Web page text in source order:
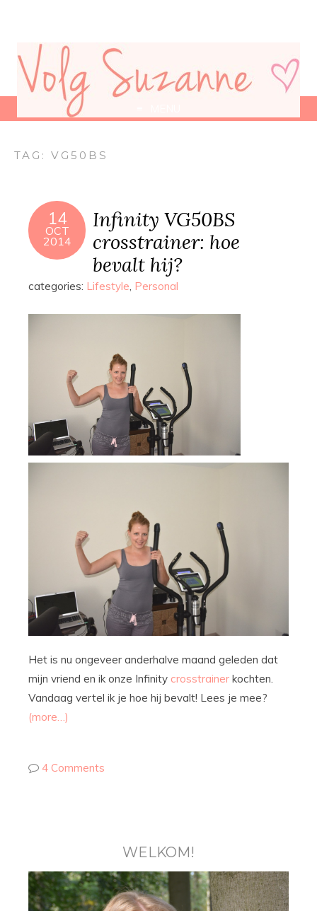
TAG:VG50BS
14
OCT
2014
Infinity VG50BS
crosstrainer: hoe
bevalt hij?
categories: Lifestyle, Personal
Het is nu ongeveer anderhalve maand geleden dat
mijn vriend en ik onze Infinity crosstrainer kochten.
Vandaag vertel ik je hoe hij bevalt! Lees je mee?
(more…)
4 Comments
WELKOM!